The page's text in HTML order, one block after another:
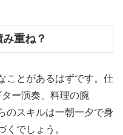
重ね？
ことがあるはずです。仕
ー演奏、料理の腕
のスキルは一朝一夕で身
くでしょう。